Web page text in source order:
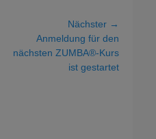
Nächster →
Nächster
Beitrag:
Anmeldung für den
nächsten ZUMBA®-Kurs
ist gestartet